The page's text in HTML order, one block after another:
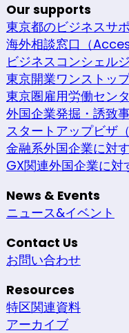
Our supports
東京都のビジネスサ
海外相談窓口（
ビジネスコンシェル
東京開業ワンストッ
東京圏雇用労働セン
外国企業発掘・誘致
スタートアップビザ
金融系外国企業に対
GX関連外国企業に
News & Events
ニュース&イベント
Contact Us
お問い合わせ
Resources
特区関連資料
アーカイブ